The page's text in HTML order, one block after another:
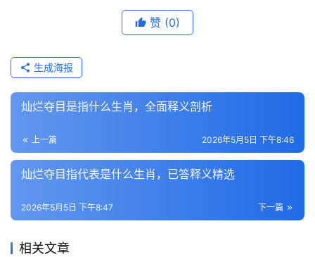
赞 (0)
生成海报
灿烂夺目是指什么生肖，全面释义剖析
上一篇 2026年5月5日 下午8:46
灿烂夺目指代表是什么生肖，已答释义精选
下一篇
2026年5月5日 下午8:47
相关文章